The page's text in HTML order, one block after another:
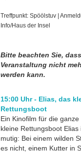
Treffpunkt: Spöölstuv |
Info/Haus der Insel
Bitte beachten Sie,
Veranstaltung nicht
werden kann.
15:00 Uhr - Elias, das
Rettungsboot
Ein Kinofilm für die
kleine Rettungsboot Elias
mutig: Bei einem wilden
es nicht, einem Kutter in